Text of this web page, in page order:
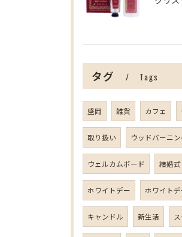
タグ Tags
盛岡 雑貨 カフェ
取り扱い ウッドバーニ
ウェルカムボード 結婚式
ホワイトデー ホワイト
キャンドル 新生活